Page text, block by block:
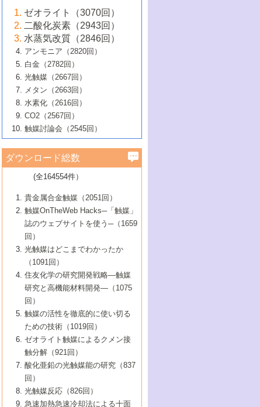
大学：オンライン・対面開催）
6号 メタン転換技術の最新動向
B号 第125回触媒討論会（2020年・工学
院大学）
5号 固体触媒による含窒素有機化合物変
換の最前線
6号 貴金属使用量低減に向けた自動車排
ガス浄化触媒の開発
B号 第123回触媒討論会（2019年・大阪
B号 第121回触媒討論会（2018年・東京
大学）
5号 水素のふるまいを解き明かす最先端
研究
6号 低級アルカンの有効利用のための触
媒技術
B号 第119回触媒討論会（2017年・首都
大学東京）
媒技術
3号 触媒研究の最先端～とびたて若き研究
者たち～（1）
4号 触媒研究の最先端～とびたて若き研究
者たち～（2）
5号 触媒研究の最先端～とびたて若き研究
者たち～（3）
6号 イオニクス材料と燃料電池・電解合成
の最新の研究動向
B号 第117回触媒討論会（2016年・大阪府
立大学）
2号 石油精製用触媒の最近の進展
3号 固体酸化物形燃料電池（SOFC）におけ
るアノード触媒上での燃料直接改質技術
4号 コアシェル構造の制御による触媒機能
5号 工業触媒およびその周辺技術の最近の
進歩
6号 ナノシート
B号 第115回触媒討論会（2015年・成蹊大
2号 光触媒反応機構に関する最新の研究動
向
開発動向
4号 人工光合成に向けた近年のアプローチ
5号 未利用熱エネルギーの有効活用に貢献
する触媒技術
6号 ポリオキソメタレート
B号 第113回触媒討論会（2014年・ロワジ
ールホテル豊橋）
1号 高耐久性燃料電池システム用触媒にお
ける新展開
2号 リビングラジカル重合の最近の動向
3号 天然ガスの化学工業的展開に関する触
媒技術
4号 貴金属触媒の精密構造制御とその活用
5号 バイオマス化成品製造のための固体触
6号 ナノ空間─吸着状態解析から新機能開拓
B号 第111回触媒討論会（2013年・関西大
▼54巻（2012年）
1号 規則性多孔体の利用技術における最近
の進歩
2号 第109回触媒討論会
3号 貴金属低減技術の最新動向
4号 貴金属代替技術の最新動向
5号 光触媒による物質変換反応の新展開
6号 グラフェン
7号 水素を利用する化成品合成の新潮流
▼53巻（2011年）
1号 金属学から見る合金触媒の新展開
2号 第107回触媒討論会
3号 触媒のその場観察法の進歩（１）
4号 触媒のその場観察法の進歩（２）
5号 不活性結合の触媒的活性化による有機
合成
6号 新しい固体酸触媒技術
7号 ゼオライト合成における最近の進歩
▼52巻（2010年）
1号 触媒の劣化対策と長寿命触媒開発
2号 第105回触媒討論会
3号 ナノ構造が拓く新機能
4号 活性サイトおよびその環境の精密な設
計による触媒の高機能化
5号 触媒を有効に使うための技術
7号 有機分子触媒による精密有機合成
8号 高機能化ポリオレフィンに向けた重合
触媒の最近の進展
1号 炭素材料－熱い注目を集める材料－
2号 第103回触媒討論会
3号 環境浄化用光触媒の現状と課題
4号 水素社会の実現に向けた水素製造・貯
蔵技術の進歩
5号 CO2が関わる触媒・材料
7号 持続可能社会実現のための触媒および
触媒関連技術
▼50巻（2008年）
1号 触媒化学と学会のこの10年，半世紀，
そして未来
2号 第101回触媒討論会
4号 錯体を利用したユニークな表面構造の
構築と機能
5号 若手会員による触媒研究の未来展望1：
企業編
6号 第102回触媒討論会
7号 触媒・化学反応における計算化学の進
8号 若手研究者による触媒研究の未来展望
2：大学・研究所編
▼49巻（2007年）
1号 含フッ素化合物の合成と触媒
2号 第99回触媒討論会
3号 実用的ファインケミカル合成プロセス
を実現する触媒
5号 こんな物質，あんな物質―新たな触媒
の可能性―
7号 『結晶の化学』を活かした触媒研究
8号 イオン液体の応用
▼48巻（2006年）
1号 固体酸触媒の最近の進歩
2号 第97回触媒討論会
3号 リビング重合触媒の最近の展開
5号 水素製造・貯蔵のための触媒技術の新
しい展開
6号 第98回触媒討論会
7号 基礎化学品製造の触媒技術
8号 多機能型リアクター
1号 最近の触媒担体とその効果
2号 第95回触媒討論会
4号 水分解用光触媒材料
5号 時間分解分光の進歩と応用
6号 第96回触媒討論会
8号 超臨界流体を用いた化学プロセスの新
▼46巻（2004年）
1号 部分酸化反応触媒の最前線
2号 第93回触媒討論会
3号 特殊エネルギー場の触媒反応
4号 生体内における金属の触媒作用
5号 ファインケミカルズの展開に寄与する
6号 第94回触媒討論会
7号 サブナノレベルでみた新しい表面現象
8号 オレフィン重合触媒の新たな展
▼45巻（2003年）
1号 なぜこの触媒が良いのか？
2号 第91回触媒討論会
3号 最近の自動車排ガス処理技術
4号 触媒研究の現状と将来─第90回触媒討論
5号 基礎化学品製造の触媒技術
6号 第92回触媒討論会
7号 基礎化学品製造の触媒技術
8号 資源の循環と触媒技術
▼44巻（2002年）
1号 高次制御された触媒の化学
2号 第89回触媒討論会
3号 触媒を利用した電気化学の新展開
4号 ナノ材料の調製と機能化
5号 こんな触媒が欲しい
6号 第90回触媒討論会
7号 触媒研究と学術雑誌/情報
8号 若い世代からみた触媒化学の現状と未
▼43巻（2001年）
1号 グリーンケミストリーと触媒
2号 第87回触媒討論会特集号
3号 生体触媒とバイオプロセス
4号 水素製造・利用の触媒化学
5号 触媒研究における新しい切り口：コン
ビナトリアルケミストリー
6号 第88回触媒討論会特集号
7号 企業における触媒研究のブレークスル
8号 この材料を触媒として使ってみません
▼42巻（2000年）
1号 触媒反応工学の明日を拓く
2号 第85回触媒討論会
3号 反応ダイナミクス
5号 触媒のおもしろさをどのように伝える
6号 第86回触媒討論会
7号 水素化精製触媒の新しい展開
8号 新しい反応性と機能性を目指した金属
クラスタ-化学
▼41巻（1999年）
1号 孔、穴、あな?-特異な空間とその利用-
2号 第83回触媒討論会
3号 均一系触媒反応最前線
4号 実用炭素材料の新展開
5号 研究の方法論を考える
7号 機能性金属材料と触媒
8号 触媒研究へのNMRの応用と展望
▼40巻（1998年）
進展と21世紀への提言/創立40周年記念・触
媒学会この10年の歩みとこれから/創立40周
2号 第81回触媒討論会
3号 計算機触媒化学へのさそい
4号 触媒劣化の制御と予測
5号 最新の実用プロセスと触媒
6号 第82回触媒討論会
1号 均一系と不均一系触媒反応-その特徴と
接点
2号 第79回触媒討論会
3号 最新NO除去触媒の実用化研究
4号 新しい反応場を目指した触媒調製
5号 反応・分離技術の新しい展開
6号 第80回触媒討論会
▼38巻（1996年）
1号 触媒の構造と触媒作用/C1化学を中心と
する21世紀への触媒
3号 オリンピックメダル:金・銀・銅はどん
な触媒作用を示すか
4号 触媒作用における機能の複合化
▼37巻（1995年）
1号 ファインケミカルズと固体触媒
2号 第75回触媒討論会
3号 希土類を利用した触媒
4号 触媒とリサイクル
5号 エネルギー変換触媒
▼36巻（1994年）
1号 電気化学と触媒
2号 第73回触媒討論会
3号 C4化学の展開
4号 《通常号》
▼35巻（1993年）
1号 工業触媒開発マニュアル―探索から工
業化まで
2号 第71回触媒討論会
▼34巻（1992年）
1号 インパクトを与えたこの研究
2号 第69回触媒討論会
▼33巻（1991年）
1号 触媒プロセス開発マニュアル―探索か
▼32巻（1990年）
ゼオライト（3070回）
二酸化炭素（2943回）
水蒸気改質（2846回）
アンモニア（2820回）
白金（2782回）
光触媒（2667回）
メタン（2663回）
水素化（2616回）
CO2（2567回）
触媒討論会（2545回）
ダウンロード総数
(全164554件）
貴金属合金触媒（2051回）
触媒OnTheWeb Hacks─「触媒」
誌のウェブサイトを使う─（1659
回）
光触媒はどこまでわかったか
（1091回）
住友化学の研究開発戦略―触媒
研究と高機能材料開発―（1075
回）
触媒の活性を徹底的に使い切る
ための技術（1019回）
ゼオライト触媒によるクメン接
触分解（921回）
酸化亜鉛の光触媒能の研究（837
回）
光触媒反応（826回）
急速加熱急速冷却法による十面